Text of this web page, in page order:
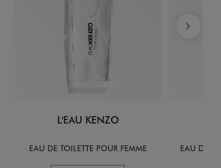
L'EAU KENZO
EAU DE TOILETTE POUR FEMME EAU DE